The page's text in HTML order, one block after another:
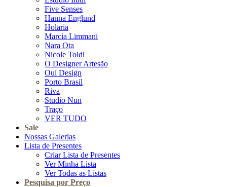
Five Senses
Hanna Englund
Holaria
Marcia Limmani
Nara Ota
Nicole Toldi
O Designer Artesão
Oui Design
Porto Brasil
Riva
Studio Nun
Traço
VER TUDO
Sale
Nossas Galerias
Lista de Presentes
Criar Lista de Presentes
Ver Minha Lista
Ver Todas as Listas
Pesquisa por Preço